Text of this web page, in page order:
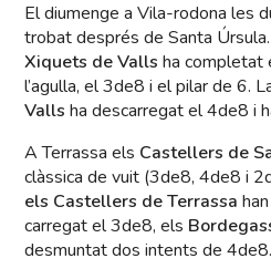
El diumenge a Vila-rodona les
trobat després de Santa
Xiquets de Valls ha completat
l’agulla, el 3de8 i el pilar de 6.
Valls ha descarregat el 4de8 i
A Terrassa els Castellers de
clàssica de vuit (3de8, 4de8 i
els Castellers de Terrassa
carregat el 3de8, els
desmuntat dos intents de 4de8.